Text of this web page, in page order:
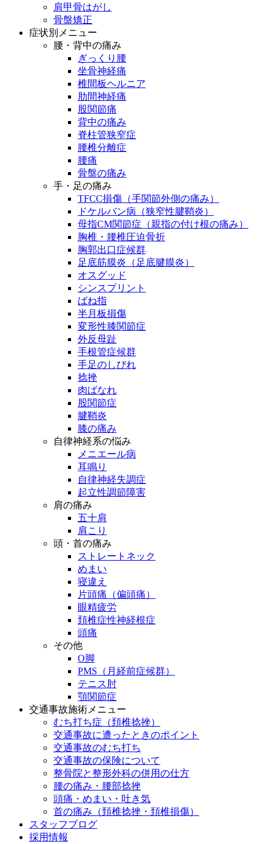
肩甲骨はがし
骨盤矯正
症状別メニュー
腰・背中の痛み
ぎっくり腰
坐骨神経痛
椎間板ヘルニア
肋間神経痛
股関節痛
背中の痛み
脊柱管狭窄症
腰椎分離症
腰痛
骨盤の痛み
手・足の痛み
TFCC損傷（手関節外側の痛み）
ドケルバン病（狭窄性腱鞘炎）
母指CM関節症（親指の付け根の痛み）
胸椎・腰椎圧迫骨折
胸郭出口症候群
足底筋膜炎（足底腱膜炎）
オスグッド
シンスプリント
ばね指
半月板損傷
変形性膝関節症
外反母趾
手根管症候群
手足のしびれ
捻挫
肉ばなれ
股関節症
腱鞘炎
膝の痛み
自律神経系の悩み
メニエール病
耳鳴り
自律神経失調症
起立性調節障害
肩の痛み
五十肩
肩こり
頭・首の痛み
ストレートネック
めまい
寝違え
片頭痛（偏頭痛）
眼精疲労
頚椎症性神経根症
頭痛
その他
O脚
PMS（月経前症候群）
テニス肘
顎関節症
交通事故施術メニュー
むち打ち症（頚椎捻挫）
交通事故に遭ったときのポイント
交通事故のむち打ち
交通事故の保険について
整骨院と整形外科の併用の仕方
腰の痛み・腰部捻挫
頭痛・めまい・吐き気
首の痛み（頚椎捻挫・頚椎損傷）
スタッフブログ
採用情報